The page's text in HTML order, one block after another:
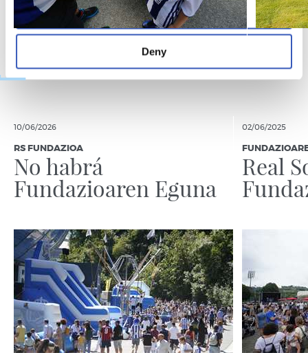
Allow selection
Deny
10/06/2026
RS FUNDAZIOA
No habrá
Fundazioaren Eguna
02/06/2025
Real